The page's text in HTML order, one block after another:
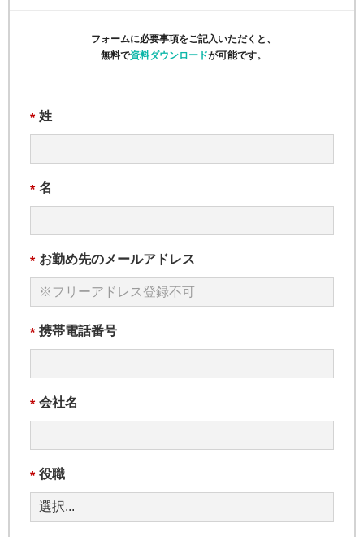
フォームに必要事項をご記入いただくと、
無料で資料ダウンロードが可能です。
* 姓
* 名
* お勤め先のメールアドレス
* 携帯電話番号
* 会社名
* 役職